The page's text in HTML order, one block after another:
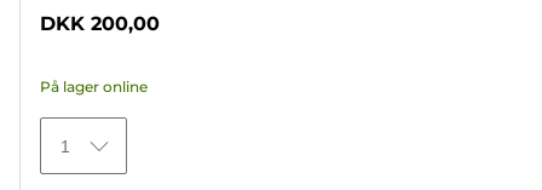
stjerner.
154
anmeldelser
DKK 200,00
På lager online
1